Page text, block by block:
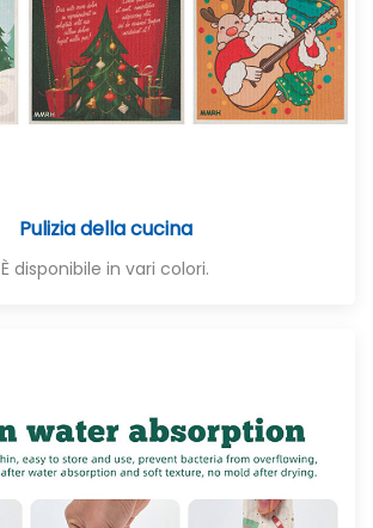
Pulizia della cucina
È disponibile in vari colori.